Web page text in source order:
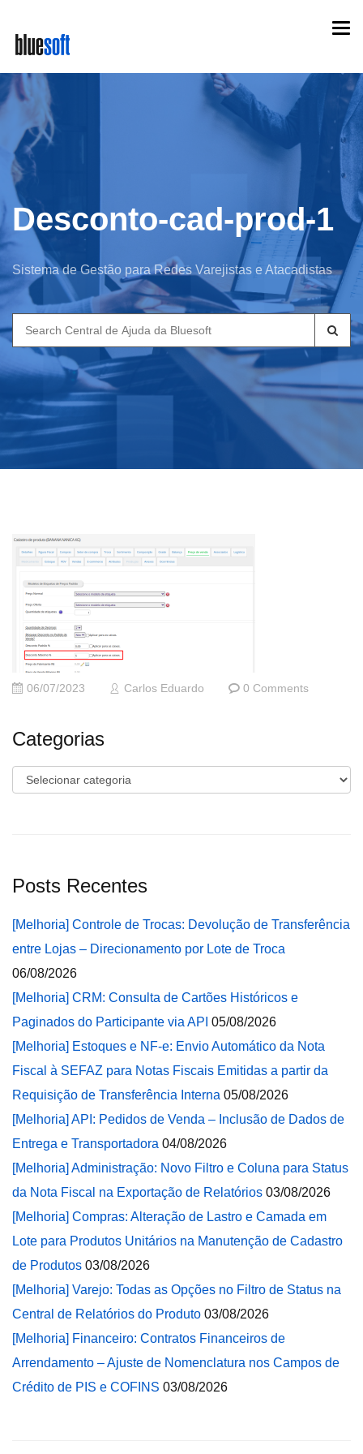
main
content
Desconto-cad-prod-1
Sistema de Gestão para Redes Varejistas e Atacadistas
Search
for:
06/07/2023 Carlos Eduardo 0 Comments
Categorias
Categorias
Posts Recentes
[Melhoria] Controle de Trocas: Devolução de Transferência
entre Lojas – Direcionamento por Lote de Troca
06/08/2026
[Melhoria] CRM: Consulta de Cartões Históricos e
Paginados do Participante via API 05/08/2026
[Melhoria] Estoques e NF-e: Envio Automático da Nota
Fiscal à SEFAZ para Notas Fiscais Emitidas a partir da
Requisição de Transferência Interna 05/08/2026
[Melhoria] API: Pedidos de Venda – Inclusão de Dados de
Entrega e Transportadora 04/08/2026
[Melhoria] Administração: Novo Filtro e Coluna para Status
da Nota Fiscal na Exportação de Relatórios 03/08/2026
[Melhoria] Compras: Alteração de Lastro e Camada em
Lote para Produtos Unitários na Manutenção de Cadastro
de Produtos 03/08/2026
[Melhoria] Varejo: Todas as Opções no Filtro de Status na
Central de Relatórios do Produto 03/08/2026
[Melhoria] Financeiro: Contratos Financeiros de
Arrendamento – Ajuste de Nomenclatura nos Campos de
Crédito de PIS e COFINS 03/08/2026